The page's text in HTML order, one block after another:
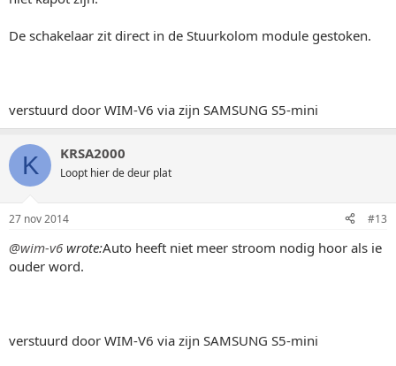
De schakelaar zit direct in de Stuurkolom module gestoken.
verstuurd door WIM-V6 via zijn SAMSUNG S5-mini
K KRSA2000
Loopt hier de deur plat
27 nov 2014 #13
@wim-v6 wrote:Auto heeft niet meer stroom nodig hoor als ie
ouder word.
verstuurd door WIM-V6 via zijn SAMSUNG S5-mini